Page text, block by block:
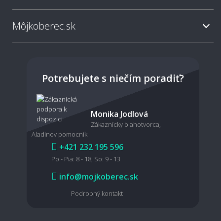
Ako odstrániť škvrny z PVC podlahy?
🩺 Zdravotná neškodnosť a domáci miláčikovia
Je PVC podlaha zdravotne neškodná?
Môjkoberec.sk
Potrebujete s niečím poradiť?
Monika Jodlová
Zákaznícky blahotvorca,
Aladinov pomocník
+421 232 195 596
Po - Pia: 8 - 18, So: 9 - 13
info@mojkoberec.sk
Podrobný kontakt